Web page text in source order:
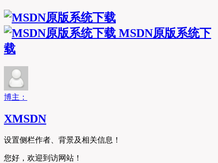
MSDN原版系统下
载
博主：
XMSDN
设置侧栏作者、背景及相关信息！
您好，欢迎到访网站！